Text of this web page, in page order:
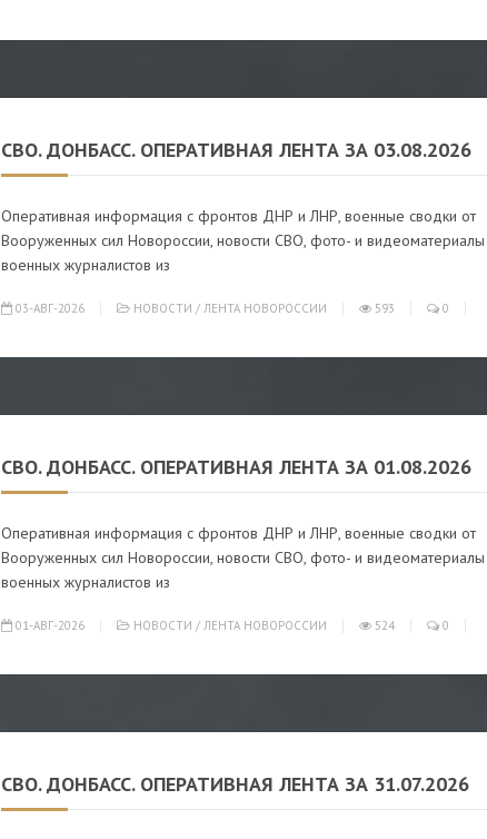
СВО. ДОНБАСС. ОПЕРАТИВНАЯ ЛЕНТА ЗА 03.08.2026
Оперативная информация с фронтов ДНР и ЛНР, военные сводки от
Вооруженных сил Новороссии, новости СВО, фото- и видеоматериалы
военных журналистов из
03-АВГ-2026 НОВОСТИ / ЛЕНТА НОВОРОССИИ 593 0
СВО. ДОНБАСС. ОПЕРАТИВНАЯ ЛЕНТА ЗА 01.08.2026
Оперативная информация с фронтов ДНР и ЛНР, военные сводки от
Вооруженных сил Новороссии, новости СВО, фото- и видеоматериалы
военных журналистов из
01-АВГ-2026 НОВОСТИ / ЛЕНТА НОВОРОССИИ 524 0
СВО. ДОНБАСС. ОПЕРАТИВНАЯ ЛЕНТА ЗА 31.07.2026